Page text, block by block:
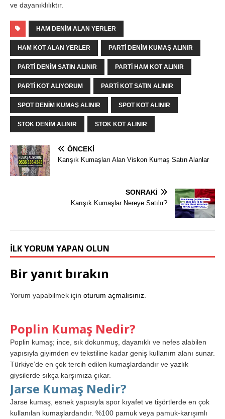
ve dayanıklılıktır.
HAM DENIM ALAN YERLER
HAM KOT ALAN YERLER PARTI DENIM KUMAŞ ALINIR
PARTI DENIM SATIN ALINIR PARTI HAM KOT ALINIR
PARTI KOT ALIYORUM PARTI KOT SATIN ALINIR
SPOT DENIM KUMAŞ ALINIR SPOT KOT ALINIR
STOK DENIM ALINIR STOK KOT ALINIR
ÖNCEKI
Karışık Kumaşları Alan Viskon Kumaş Satın Alanlar
SONRAKI
Karışık Kumaşlar Nereye Satılır?
İLK YORUM YAPAN OLUN
Bir yanıt bırakın
Yorum yapabilmek için oturum açmalısınız
Poplin Kumaş Nedir?
Poplin kumaş; ince, sık dokunmuş, dayanıklı ve nefes alabilen
yapısıyla giyimden ev tekstiline kadar geniş kullanım alanı sunar.
Türkiye’de en çok tercih edilen kumaşlardandır ve yazlık
giysilerde sıkça karşımıza çıkar.
Jarse Kumaş Nedir?
Jarse kumaş, esnek yapısıyla spor kıyafet ve tişörtlerde en çok
kullanılan kumaşlardandır. %100 pamuk veya pamuk-karışımlı